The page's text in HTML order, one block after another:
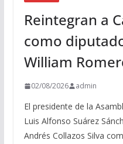
Reintegran a
como
William
02/08/2026 admin
El presidente de la
Luis Alfonso Suárez
Andrés Collazos Silva